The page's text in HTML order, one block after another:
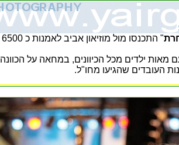
" התכנסו מול מוזיאון אביב לאמנות כ 6500
מאות ילדים מכל הכיוונים, במחאה על הכוונה
העובדים שהגיעו מחו"ל.